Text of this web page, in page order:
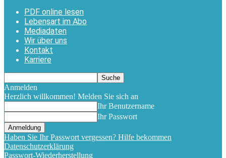
PDF online lesen
Lebensart im Abo
Mediadaten
Wir über uns
Kontakt
Karriere
Anmelden
Herzlich willkommen! Melden Sie sich an
Ihr Benutzername
Ihr Passwort
Haben Sie Ihr Passwort vergessen? Hilfe bekommen
Datenschutzerklärung
Passwort-Wiederherstellung